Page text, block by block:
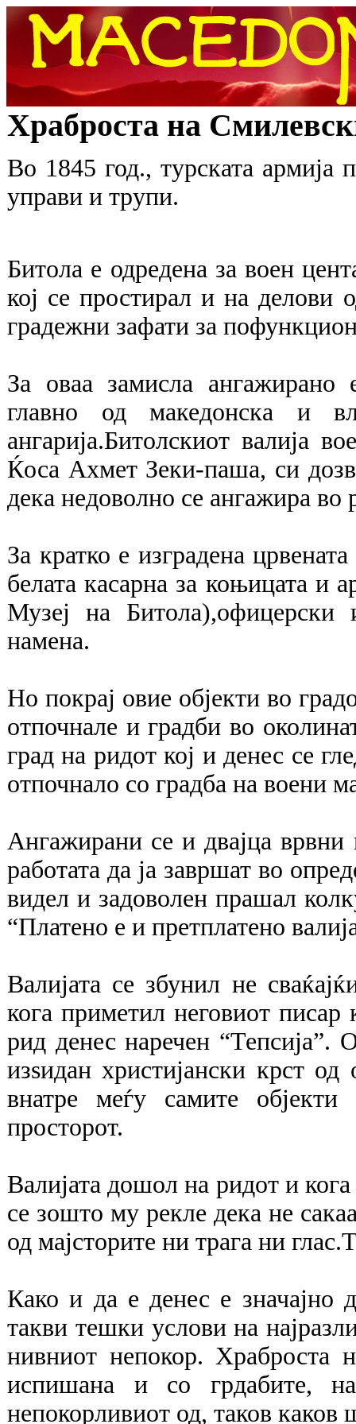
Храброста на
Во 1845 год., турската армија
управи и трупи.
Битола е одредена за воен
кој се простирал и на делови
градежни зафати за
За оваа замисла ангажирано
главно од македонска и
ангарија.Битолскиот валија
Ќоса Ахмет Зеки-паша, си
дека недоволно се ангажира во
За кратко е изградена
белата касарна за коњицата и
Музеј на Битола),офицерски
намена.
Но покрај овие објекти во
отпочнале и градби во
град на ридот кој и денес се
отпочнало со градба на воени
Ангажирани се и двајца врвни
работата да ја завршат во
видел и задоволен прашал
“Платено е и претплатено
Валијата се збунил не
кога приметил неговиот писар
рид денес наречен “Тепсија”.
изѕидан христијански крст
внатре меѓу самите
просторот.
Валијата дошол на ридот и
се зошто му рекле дека не
од мајсторите ни трага ни
Како и да е денес е
такви тешки услови на
нивниот непокор. Храброста
испишана и со грдабите,
непокорливиот од, таков каков